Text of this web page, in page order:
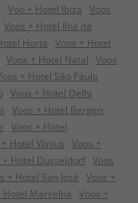
Voo + Hotel Ibiza Voos
Voos + Hotel Ilha da
Horta Voos + Hotel
Voos + Hotel Natal Voos
+ Hotel São Paulo
Voos + Hotel Delhi
Voos + Hotel Bergen
Voos + Hotel
Hotel Vilnius Voos +
+ Hotel Dusseldorf Voos
+ Hotel San José Voos +
Hotel Marselha Voos +